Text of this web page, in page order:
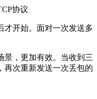
才开始。面对一次发送多
景，更加有效。当收到三
再次重新发送一次丢包的